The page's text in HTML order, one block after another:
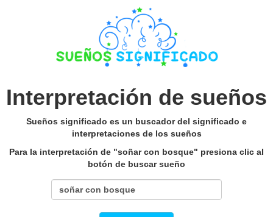
Interpretación de sueños
Sueños significado es un buscador del significado e
interpretaciones de los sueños
Para la interpretación de "soñar con bosque" presiona clic al
botón de buscar sueño